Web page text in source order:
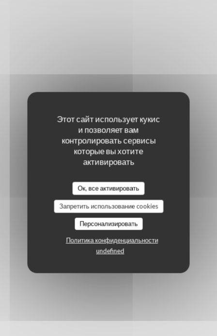
Этот сайт использует кукис
и позволяет вам
контролировать сервисы
которые вы хотите
активировать
Ок, все активировать
Запретить использование cookies
Персонализировать
Политика конфиденциальности
undefined